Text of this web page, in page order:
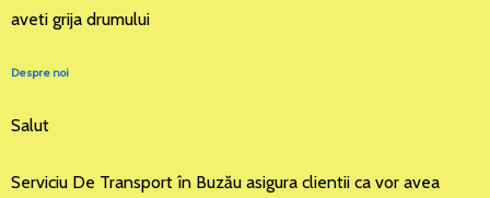
aveti grija drumului
Despre noi
Salut
Serviciu De Transport în Buzău asigura clientii ca vor avea